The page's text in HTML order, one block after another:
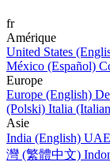
fr
Amérique
United States
México (Español)
Europe
Europe (English)
(Polski) Italia
Asie
India (English)
灣 (繁體中文)